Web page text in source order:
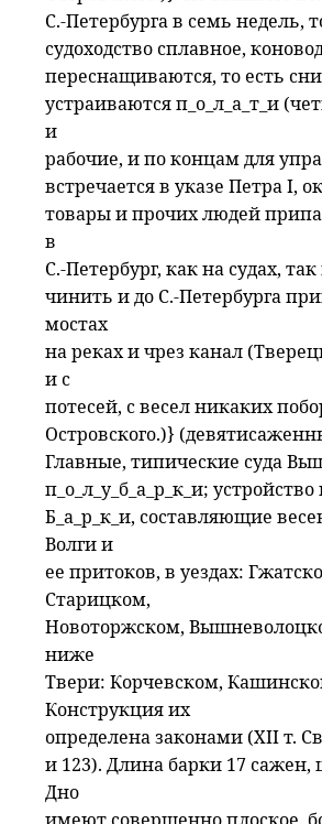
С.-Петербурга в семь недель,
судоходство сплавное,
переснащиваются, то есть
устраиваются п_о_л_а_т_и
и
рабочие, и по концам для
встречается в указе Петра I,
товары и прочих людей
в
С.-Петербург, как на судах,
чинить и до С.-Петербурга
мостах
на реках и чрез канал
и с
потесей, с весел никаких
Островского.)}
Главные, типические суда
п_о_л_у_б_а_р_к_и;
Б_а_р_к_и, составляющие
Волги и
ее притоков, в уездах:
Старицком,
Новоторжском,
ниже
Твери: Корчевском,
Конструкция их
определена законами (XII т. Св.
и 123). Длина барки 17
Дно